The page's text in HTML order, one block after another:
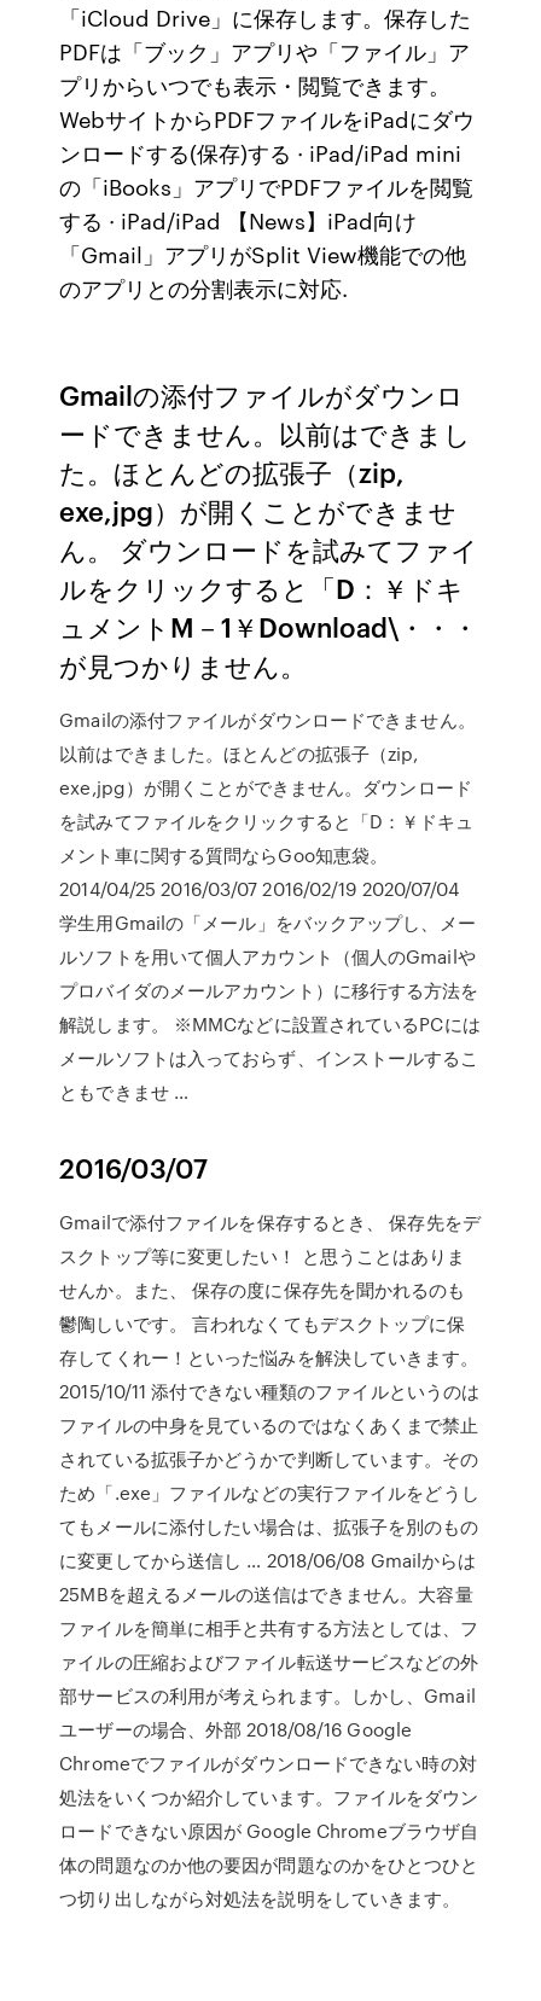
「iCloud Drive」に保存します。保存した
PDFは「ブック」アプリや「ファイル」ア
プリからいつでも表示・閲覧できます。
WebサイトからPDFファイルをiPadにダウ
ンロードする(保存)する · iPad/iPad mini
の「iBooks」アプリでPDFファイルを閲覧
する · iPad/iPad 【News】iPad向け
「Gmail」アプリがSplit View機能での他
のアプリとの分割表示に対応.
Gmailの添付ファイルがダウンロ
ードできません。以前はできまし
た。ほとんどの拡張子（zip,
exe,jpg）が開くことができませ
ん。 ダウンロードを試みてファイ
ルをクリックすると「D：￥ドキ
ュメントM－1￥Download\・・・
が見つかりません。
Gmailの添付ファイルがダウンロードできません。
以前はできました。ほとんどの拡張子（zip,
exe,jpg）が開くことができません。ダウンロード
を試みてファイルをクリックすると「D：￥ドキュ
メント車に関する質問ならGoo知恵袋。
2014/04/25 2016/03/07 2016/02/19 2020/07/04
学生用Gmailの「メール」をバックアップし、メー
ルソフトを用いて個人アカウント（個人のGmailや
プロバイダのメールアカウント）に移行する方法を
解説します。 ※MMCなどに設置されているPCには
メールソフトは入っておらず、インストールするこ
ともできませ …
2016/03/07
Gmailで添付ファイルを保存するとき、 保存先をデ
スクトップ等に変更したい！ と思うことはありま
せんか。また、 保存の度に保存先を聞かれるのも
鬱陶しいです。 言われなくてもデスクトップに保
存してくれー！といった悩みを解決していきます。
2015/10/11 添付できない種類のファイルというのは
ファイルの中身を見ているのではなくあくまで禁止
されている拡張子かどうかで判断しています。その
ため「.exe」ファイルなどの実行ファイルをどうし
てもメールに添付したい場合は、拡張子を別のもの
に変更してから送信し … 2018/06/08 Gmailからは
25MBを超えるメールの送信はできません。大容量
ファイルを簡単に相手と共有する方法としては、フ
ァイルの圧縮およびファイル転送サービスなどの外
部サービスの利用が考えられます。しかし、Gmail
ユーザーの場合、外部 2018/08/16 Google
Chromeでファイルがダウンロードできない時の対
処法をいくつか紹介しています。ファイルをダウン
ロードできない原因が Google Chromeブラウザ自
体の問題なのか他の要因が問題なのかをひとつひと
つ切り出しながら対処法を説明をしていきます。